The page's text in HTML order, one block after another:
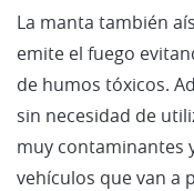
La manta también
emite el fuego
de humos tóxicos.
sin necesidad de
muy contaminantes
vehículos que van a